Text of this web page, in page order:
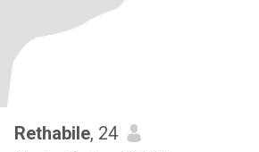
Rethabile, 24